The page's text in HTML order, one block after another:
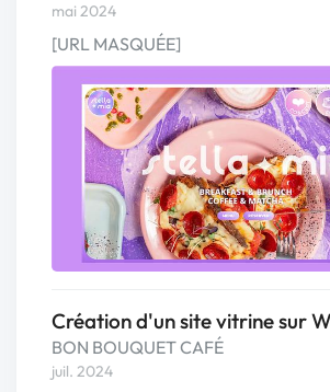
mai 2024
[URL MASQUÉE]
Création d'un site vitrine sur
BON BOUQUET CAFÉ
juil. 2024